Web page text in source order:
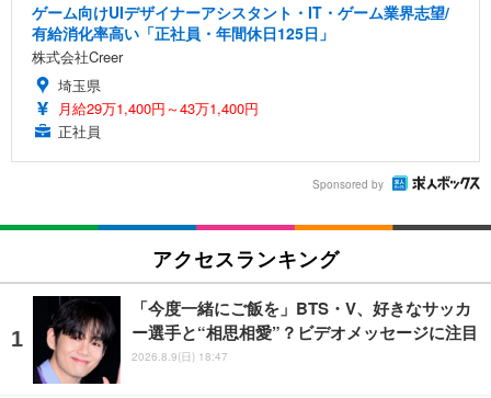
ゲーム向けUIデザイナーアシスタント・IT・ゲーム業界志望/
有給消化率高い「正社員・年間休日125日」
株式会社Creer
埼玉県
月給29万1,400円～43万1,400円
正社員
Sponsored by
アクセスランキング
「今度一緒にご飯を」BTS・V、好きなサッカ
ー選手と“相思相愛”？ビデオメッセージに注目
2026.8.9(日) 18:47